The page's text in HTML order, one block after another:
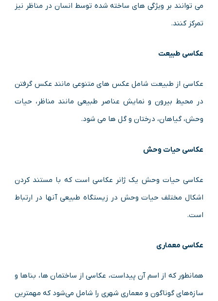
می توانند بر ویژگی های ساخته شده توسط انسان در مناظر نیز
تمرکز کنند.
عکاسی طبیعت
عکاسی از طبیعت شامل عکس های متنوعی مانند عکس گرفتن
در محیط بیرون و نمایش عناصر طبیعی مانند مناظر، حیات
وحش، گیاهان، درختان و گل ها می شود.
عکاسی حیات وحش
عکاسی حیات وحش یک ژانر عکاسی است که با مستند کردن
اشکال مختلف حیات وحش در زیستگاه طبیعی آنها در ارتباط
است.
عکاسی معماری
همانطور که از اسم آن پیداست، عکاسی از ساختمان ها، بنا‌ها و
سازه‌های گوناگون و معماری شهری را شامل می‌شود که مهمترین